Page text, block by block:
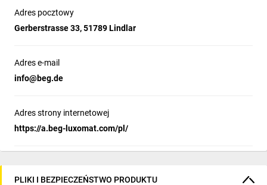
Adres pocztowy
Gerberstrasse 33, 51789 Lindlar
Adres e-mail
info@beg.de
Adres strony internetowej
https://a.beg-luxomat.com/pl/
PLIKI I BEZPIECZEŃSTWO PRODUKTU